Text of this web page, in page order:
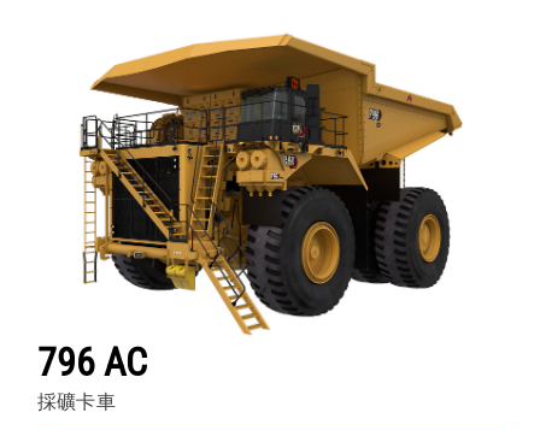
796 AC
採礦卡車